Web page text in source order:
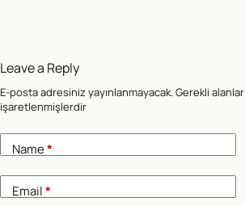
Leave a Reply
E-posta adresiniz yayınlanmayacak.Gerekli alanlar
işaretlenmişlerdir
Name*
Email*